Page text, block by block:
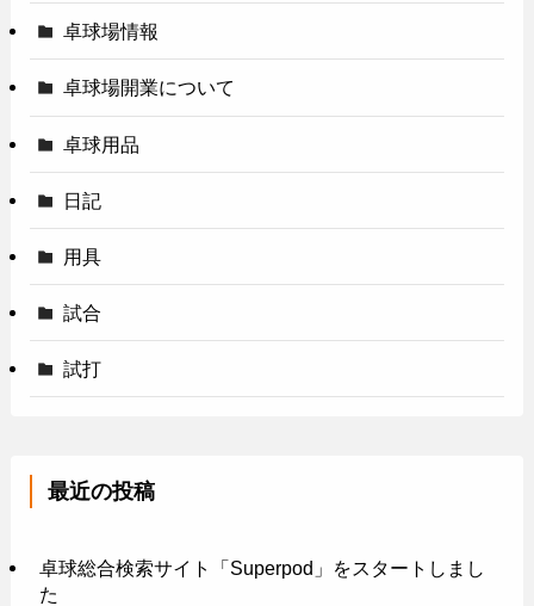
卓球場情報
卓球場開業について
卓球用品
日記
用具
試合
試打
最近の投稿
卓球総合検索サイト「Superpod」をスタートしまし
た